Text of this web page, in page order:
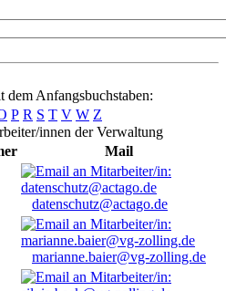
dem Anfangsbuchstaben:
P R S T V W Z
innen der Verwaltung
Mail
datenschutz@actago.de
marianne.baier@vg-zolling.de